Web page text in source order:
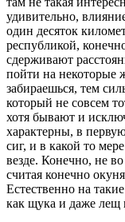
удивительно,
один десяток
республикой,
сдерживают
пойти на некоторые
забираешься, тем
который не совсем
хотя бывают и
характерны, в
сиг, и в какой то
везде. Конечно, не
считая конечно
Естественно на
как щука и даже лещ